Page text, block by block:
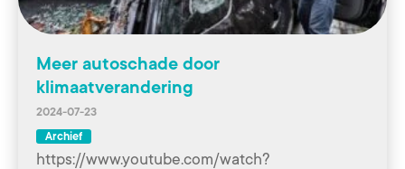
Meer autoschade door
klimaatverandering
2024-07-23
Archief
https://www.youtube.com/watch?